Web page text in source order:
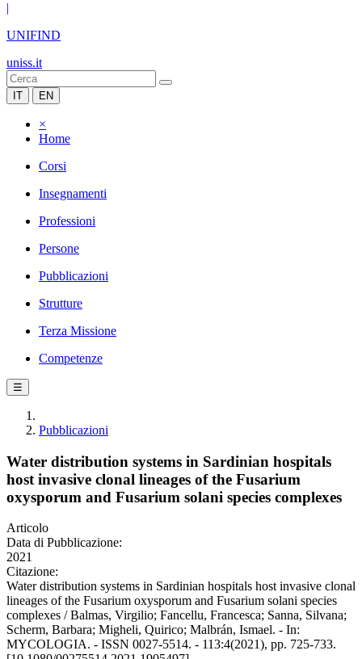
|
UNIFIND
uniss.it
IT EN
×
Home
Corsi
Insegnamenti
Professioni
Persone
Pubblicazioni
Strutture
Terza Missione
Competenze
☰
Pubblicazioni
Water distribution systems in Sardinian hospitals
host invasive clonal lineages of the Fusarium
oxysporum and Fusarium solani species complexes
Articolo
Data di Pubblicazione:
2021
Citazione:
Water distribution systems in Sardinian hospitals host invasive clonal
lineages of the Fusarium oxysporum and Fusarium solani species
complexes / Balmas, Virgilio; Fancellu, Francesca; Sanna, Silvana;
Scherm, Barbara; Migheli, Quirico; Malbrán, Ismael. - In:
MYCOLOGIA. - ISSN 0027-5514. - 113:4(2021), pp. 725-733.